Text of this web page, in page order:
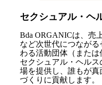
セクシュアル・ヘ
Bda ORGANICは、売
など次世代につなが
わる活動団体（または
セクシュアル・ヘル
場を提供し、誰もが
づくりに貢献します。